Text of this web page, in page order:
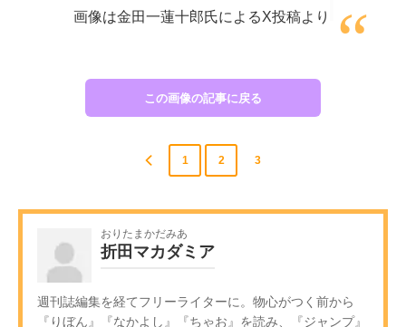
画像は金田一蓮十郎氏によるX投稿より
この画像の記事に戻る
1 2 3
おりたまかだみあ
折田マカダミア
週刊誌編集を経てフリーライターに。物心がつく前から
『りぼん』『なかよし』『ちゃお』を読み、『ジャンプ』